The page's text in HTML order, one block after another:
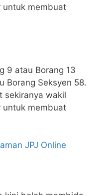
untuk membuat
9 atau Borang 13
Borang Seksyen 58.
sekiranya wakil
untuk membuat
JPJ Online